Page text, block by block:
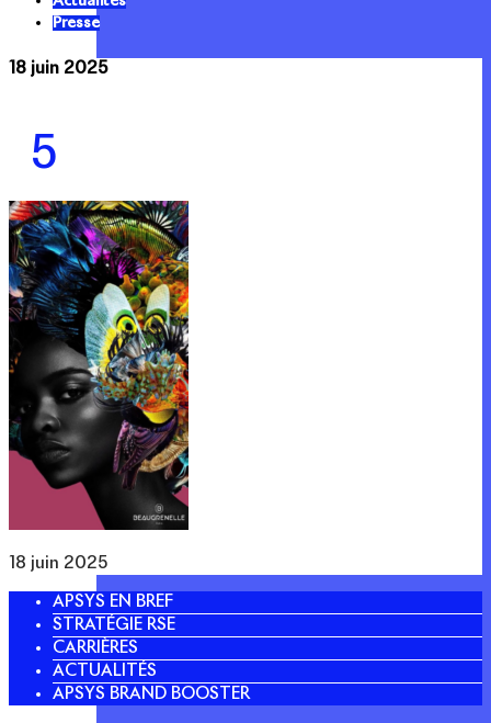
Presse
18 juin 2025
5
18 juin 2025
APSYS EN BREF
STRATÉGIE RSE
CARRIÈRES
ACTUALITÉS
APSYS BRAND BOOSTER